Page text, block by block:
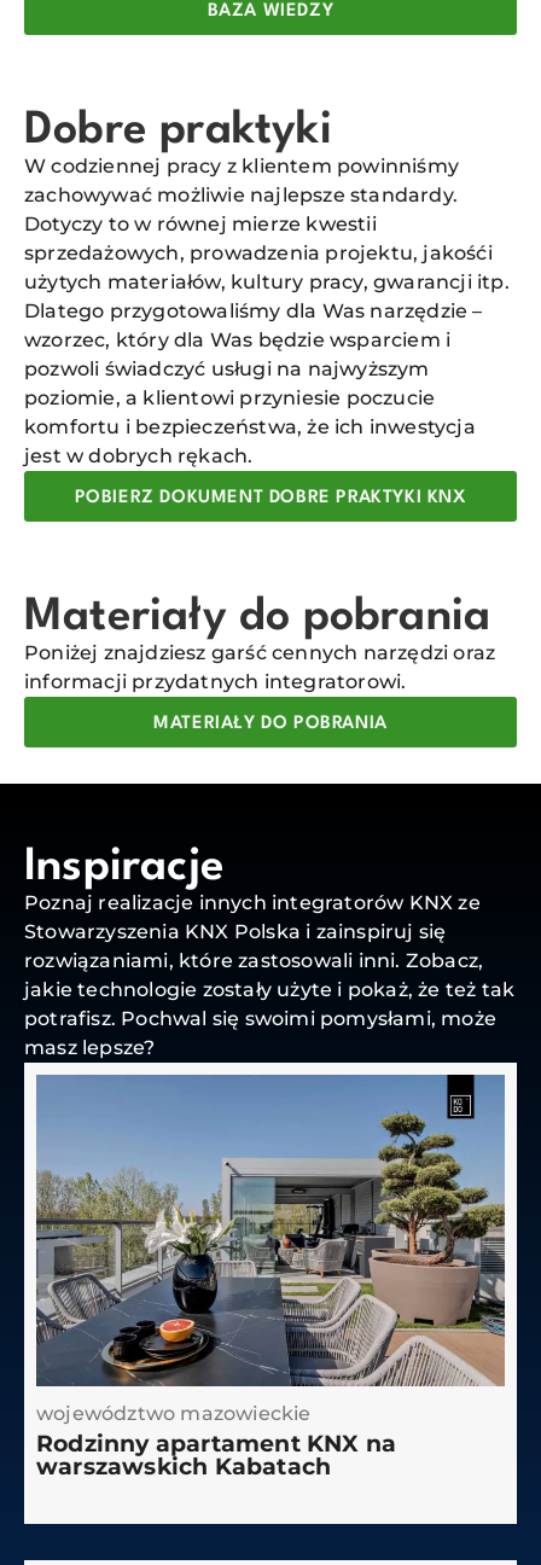
BAZA WIEDZY
Dobre praktyki
W codziennej pracy z klientem powinniśmy
zachowywać możliwie najlepsze standardy.
Dotyczy to w równej mierze kwestii
sprzedażowych, prowadzenia projektu, jakośći
użytych materiałów, kultury pracy, gwarancji itp.
Dlatego przygotowaliśmy dla Was narzędzie –
wzorzec, który dla Was będzie wsparciem i
pozwoli świadczyć usługi na najwyższym
poziomie, a klientowi przyniesie poczucie
komfortu i bezpieczeństwa, że ich inwestycja
jest w dobrych rękach.
POBIERZ DOKUMENT DOBRE PRAKTYKI KNX
Materiały do pobrania
Poniżej znajdziesz garść cennych narzędzi oraz
informacji przydatnych integratorowi.
MATERIAŁY DO POBRANIA
Inspiracje
Poznaj realizacje innych integratorów KNX ze
Stowarzyszenia KNX Polska i zainspiruj się
rozwiązaniami, które zastosowali inni. Zobacz,
jakie technologie zostały użyte i pokaż, że też tak
potrafisz. Pochwal się swoimi pomysłami, może
masz lepsze?
województwo mazowieckie
Rodzinny apartament KNX na
warszawskich Kabatach